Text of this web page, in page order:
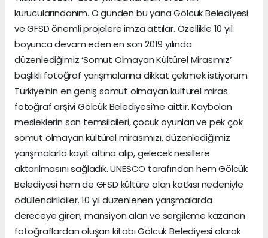
kurucularındanım. O günden bu yana Gölcük Belediyesi
ve GFSD önemli projelere imza attılar. Özellikle 10 yıl
boyunca devam eden en son 2019 yılında
düzenlediğimiz ‘Somut Olmayan Kültürel Mirasımız’
başlıklı fotoğraf yarışmalarına dikkat çekmek istiyorum.
Türkiye’nin en geniş somut olmayan kültürel miras
fotoğraf arşivi Gölcük Belediyesi’ne aittir. Kaybolan
mesleklerin son temsilcileri, çocuk oyunları ve pek çok
somut olmayan kültürel mirasımızı, düzenlediğimiz
yarışmalarla kayıt altına alıp, gelecek nesillere
aktarılmasını sağladık. UNESCO tarafından hem Gölcük
Belediyesi hem de GFSD kültüre olan katkısı nedeniyle
ödüllendirildiler. 10 yıl düzenlenen yarışmalarda
dereceye giren, mansiyon alan ve sergileme kazanan
fotoğraflardan oluşan kitabı Gölcük Belediyesi olarak